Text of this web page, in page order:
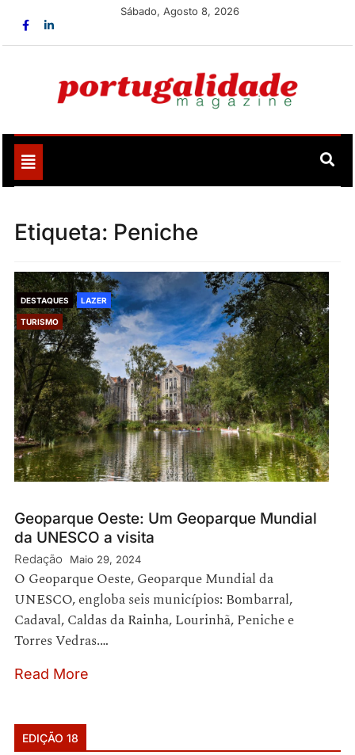
Sábado, Agosto 8, 2026
Portugalidade
Toggle
navigation
Etiqueta: Peniche
DESTAQUES LAZER
TURISMO
Geoparque Oeste: Um Geoparque Mundial
da UNESCO a visita
Redação Maio 29, 2024
O Geoparque Oeste, Geoparque Mundial da
UNESCO, engloba seis municípios: Bombarral,
Cadaval, Caldas da Rainha, Lourinhã, Peniche e
Torres Vedras.…
Read More
EDIÇÃO 18